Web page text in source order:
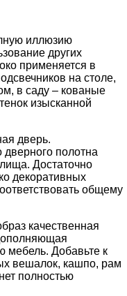
иллюзию
других
применяется в
на столе,
в саду – кованые
изысканной
дверь.
дверного полотна
Достаточно
декоративных
общему
качественная
мебель. Добавьте к
вешалок, кашпо, рам
полностью